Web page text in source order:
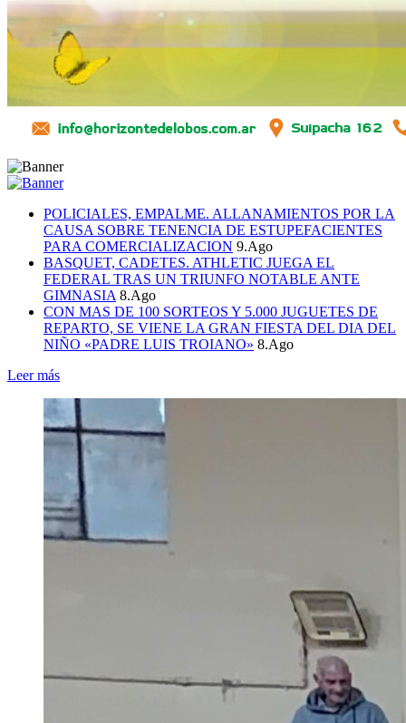
POLICIALES, EMPALME. ALLANAMIENTOS POR LA
CAUSA SOBRE TENENCIA DE ESTUPEFACIENTES
PARA COMERCIALIZACION 9.Ago
BASQUET, CADETES. ATHLETIC JUEGA EL
FEDERAL TRAS UN TRIUNFO NOTABLE ANTE
GIMNASIA 8.Ago
CON MAS DE 100 SORTEOS Y 5.000 JUGUETES DE
REPARTO, SE VIENE LA GRAN FIESTA DEL DIA DEL
NIÑO «PADRE LUIS TROIANO» 8.Ago
Leer más